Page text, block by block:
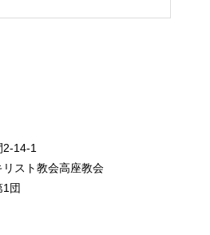
14-1
スト教会高座教会
団